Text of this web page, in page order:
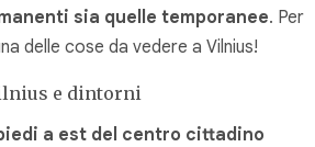
sia quelle temporanee. Per
delle cose da vedere a Vilnius!
e dintorni
a est del centro cittadino